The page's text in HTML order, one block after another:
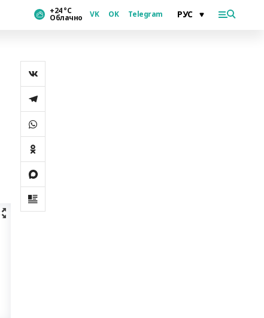
+24 °С
Облачно VK OK Telegram